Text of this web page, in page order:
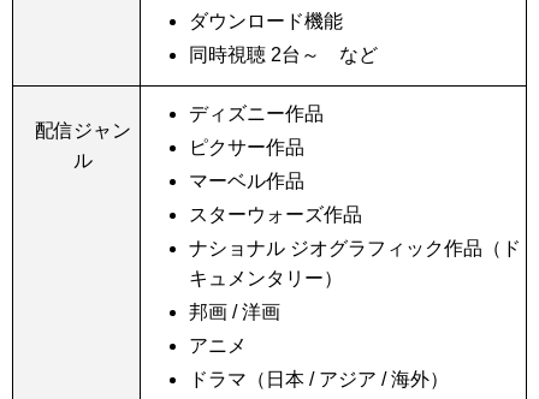
ダウンロード機能
同時視聴 2台～ など
配信ジャン
ル
ディズニー作品
ピクサー作品
マーベル作品
スターウォーズ作品
ナショナル ジオグラフィック作品（ド
キュメンタリー）
邦画 / 洋画
アニメ
ドラマ（日本 / アジア / 海外）